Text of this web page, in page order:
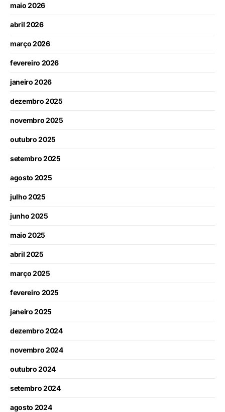
maio 2026
abril 2026
março 2026
fevereiro 2026
janeiro 2026
dezembro 2025
novembro 2025
outubro 2025
setembro 2025
agosto 2025
julho 2025
junho 2025
maio 2025
abril 2025
março 2025
fevereiro 2025
janeiro 2025
dezembro 2024
novembro 2024
outubro 2024
setembro 2024
agosto 2024